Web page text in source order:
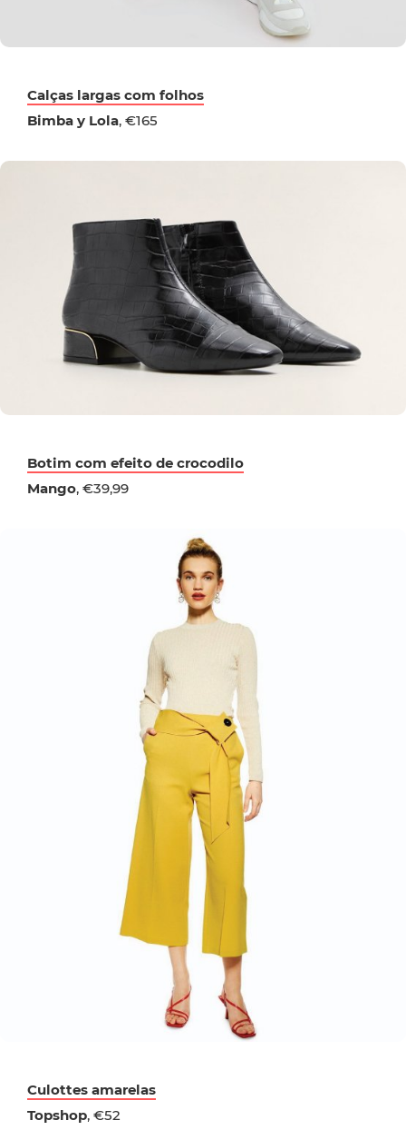
Calças largas com folhos
Bimba y Lola, €165
Botim com efeito de crocodilo
Mango, €39,99
Culottes amarelas
Topshop, €52